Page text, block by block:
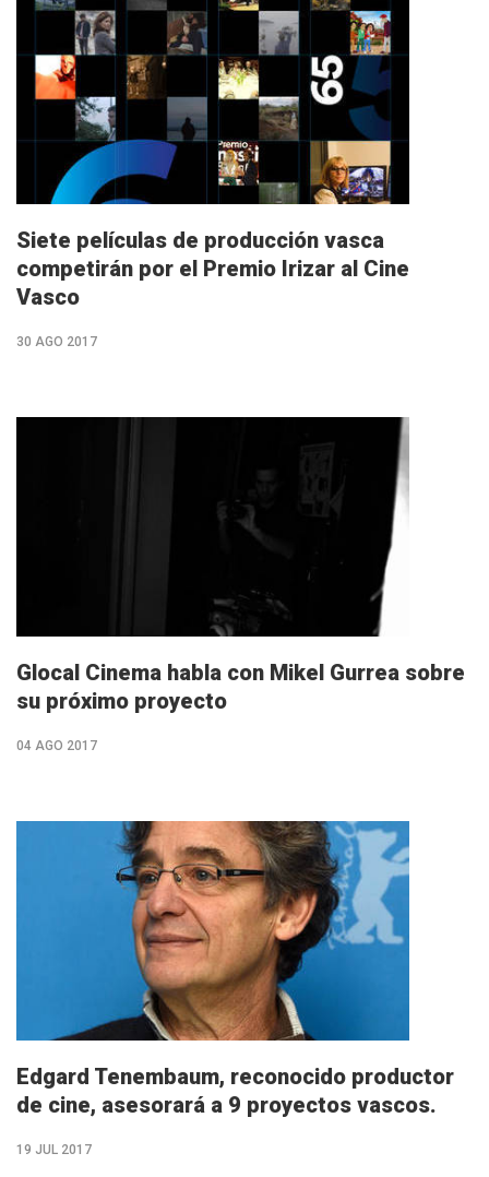
Siete películas de producción vasca
competirán por el Premio Irizar al Cine
Vasco
30 AGO 2017
Glocal Cinema habla con Mikel Gurrea sobre
su próximo proyecto
04 AGO 2017
Edgard Tenembaum, reconocido productor
de cine, asesorará a 9 proyectos vascos.
19 JUL 2017